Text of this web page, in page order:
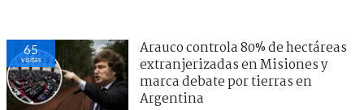
65
visitas
Arauco controla 80% de hectáreas
extranjerizadas en Misiones y
marca debate por tierras en
Argentina